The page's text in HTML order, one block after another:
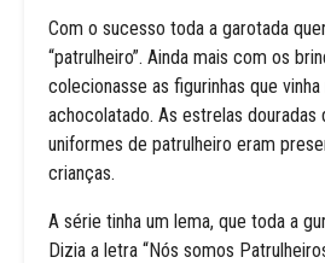
Com o sucesso toda a garotada
“patrulheiro”. Ainda mais com os
colecionasse as figurinhas que
achocolatado. As estrelas douradas
uniformes de patrulheiro eram
crianças.
A série tinha um lema, que toda a
Dizia a letra “Nós somos